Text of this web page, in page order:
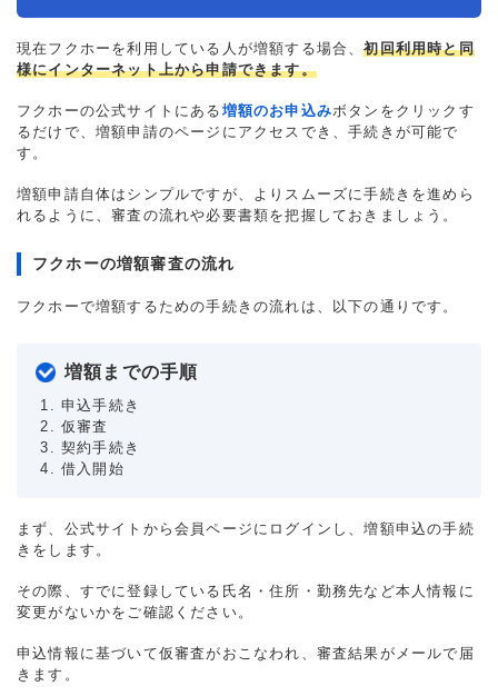
現在フクホーを利用している人が増額する場合、初回利用時と同
様にインターネット上から申請できます。
フクホーの公式サイトにある 増額のお申込みボタンをクリックす
るだけで、増額申請のページにアクセスでき、手続きが可能で
す。
増額申請自体はシンプルですが、よりスムーズに手続きを進めら
れるように、審査の流れや必要書類を把握しておきましょう。
フクホーの増額審査の流れ
フクホーで増額するための手続きの流れは、以下の通りです。
増額までの手順
申込手続き
仮審査
契約手続き
借入開始
まず、公式サイトから会員ページにログインし、増額申込の手続
きをします。
その際、すでに登録している氏名・住所・勤務先など本人情報に
変更がないかをご確認ください。
申込情報に基づいて仮審査がおこなわれ、審査結果がメールで届
きます。